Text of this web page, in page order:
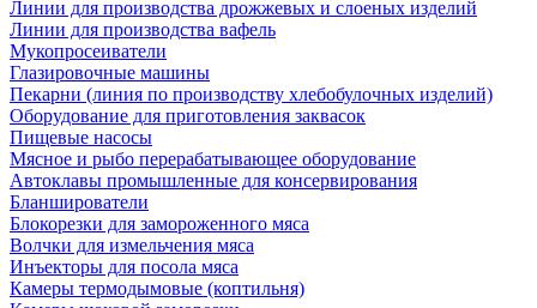
Линии для производства дрожжевых и слоеных изделий
Линии для производства вафель
Мукопросеиватели
Глазировочные машины
Пекарни (линия по производству хлебобулочных изделий)
Оборудование для приготовления заквасок
Пищевые насосы
Мясное и рыбо перерабатывающее оборудование
Автоклавы промышленные для консервирования
Бланширователи
Блокорезки для замороженного мяса
Волчки для измельчения мяса
Инъекторы для посола мяса
Камеры термодымовые (коптильня)